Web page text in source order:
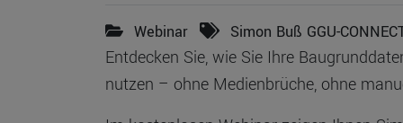
Webinar Simon Buß GGU-
Entdecken Sie, wie Sie Ihre
nutzen – ohne Medienbrüche, ohne